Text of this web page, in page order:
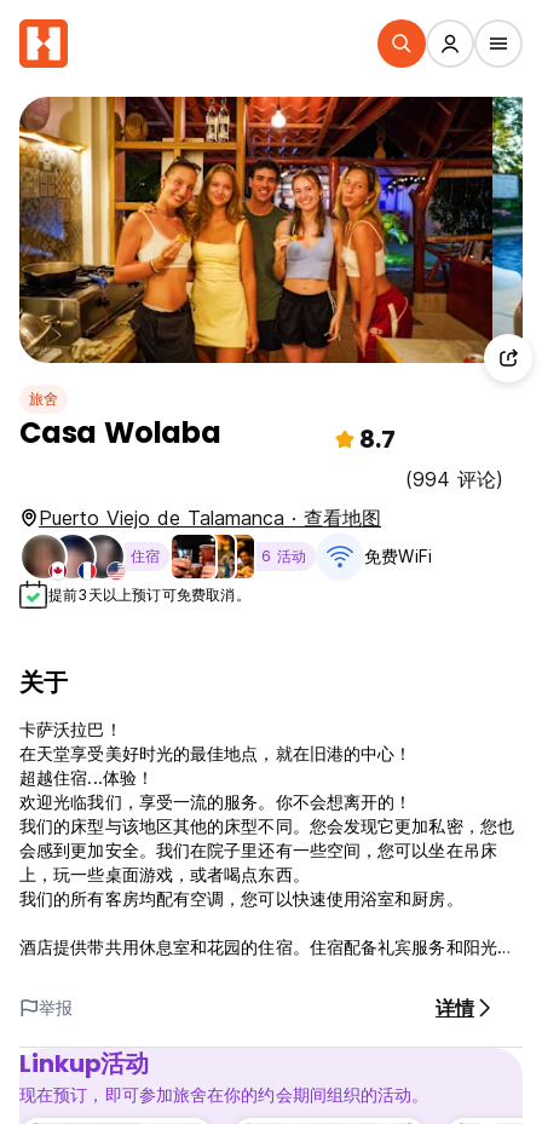
旅舍
Casa Wolaba 8.7
(994 评论)
Puerto Viejo de Talamanca · 查看地图
住宿 6 活动 免费WiFi
提前3天以上预订可免费取消。
关于
卡萨沃拉巴！
在天堂享受美好时光的最佳地点，就在旧港的中心！
超越住宿...体验！
欢迎光临我们，享受一流的服务。你不会想离开的！
我们的床型与该地区其他的床型不同。您会发现它更加私密，您也
会感到更加安全。我们在院子里还有一些空间，您可以坐在吊床
上，玩一些桌面游戏，或者喝点东西。
我们的所有客房均配有空调，您可以快速使用浴室和厨房。
酒店提供带共用休息室和花园的住宿。住宿配备礼宾服务和阳光露
举报
详情
Linkup活动
现在预订，即可参加旅舍在你的约会期间组织的活动。